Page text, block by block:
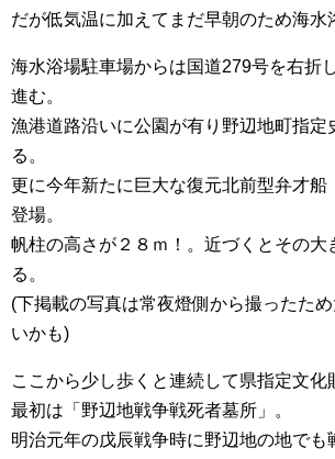
だが低気温に加えてまだ早朝のため海水
海水浴場駐車場からは国道279号を右折
進む。
漁港道路沿いに公園が有り野辺地町指定
る。
更に今年新たに巨大な復元北前型弁才船
登場。
帆柱の高さが２８ｍ！。近づくとその大
る。
(下掲載の写真は常夜燈側から撮ったた
いかも)
ここから少し歩くと連続して県指定文化
最初は「野辺地戦争戦死者墓所」。
明治元年の戊辰戦争時に野辺地の地でも